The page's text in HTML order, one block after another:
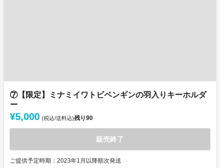
⑦【限定】ミナミイワトビペンギンの羽入りキーホルダ
ー
¥5,000 (税込/送料込)残り90
販売終了
ご提供予定時期：2023年1月以降順次発送